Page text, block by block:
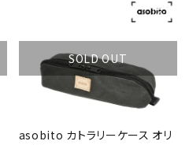
SOLD OUT
asobito カトラリーケース オリ